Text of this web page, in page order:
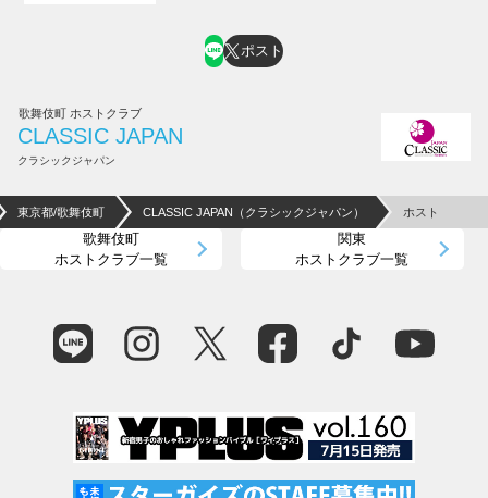
ポスト
歌舞伎町 ホストクラブ
CLASSIC JAPAN
クラシックジャパン
東京都/歌舞伎町 CLASSIC JAPAN（クラシックジャパン） ホスト
歌舞伎町
ホストクラブ一覧
関東
ホストクラブ一覧